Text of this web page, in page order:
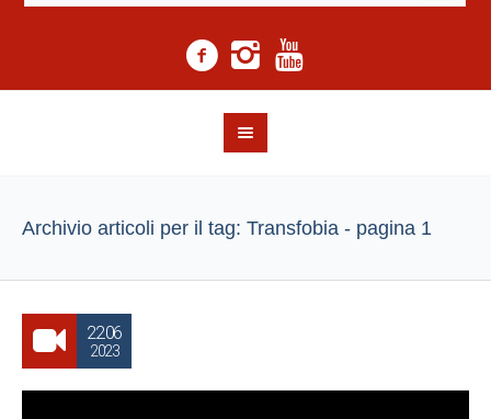
Archivio articoli per il tag: Transfobia - pagina 1
22.06
2023